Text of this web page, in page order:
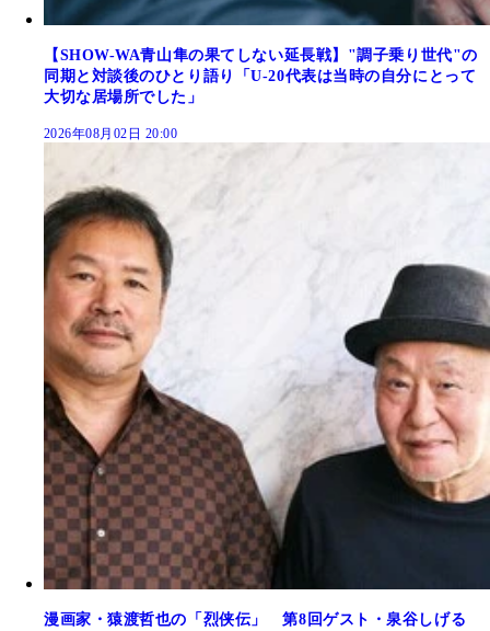
【SHOW-WA青山隼の果てしない延長戦】"調子乗り世代"の
同期と対談後のひとり語り「U-20代表は当時の自分にとって
大切な居場所でした」
2026年08月02日 20:00
漫画家・猿渡哲也の「烈侠伝」 第8回ゲスト・泉谷しげる